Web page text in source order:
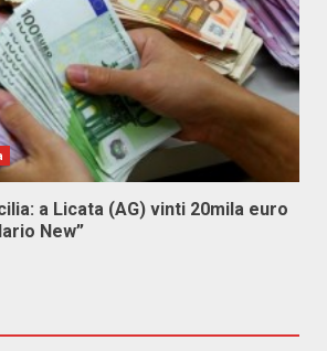
a Licata (AG) vinti 20mila euro
New”